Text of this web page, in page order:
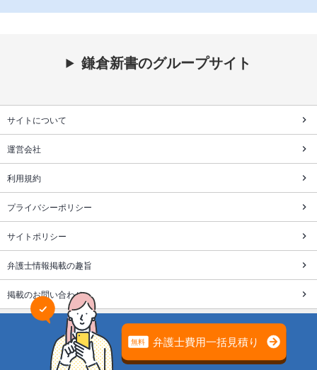
鎌倉新書のグループサイト
サイトについて
運営会社
利用規約
プライバシーポリシー
サイトポリシー
弁護士情報掲載の趣旨
掲載のお問い合わせ
株式会社鎌倉新書は個人情報保護を目的にプライバシーマーク
を取得しています。